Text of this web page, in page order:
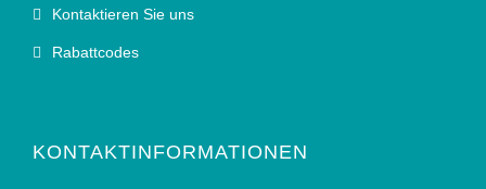
Kontaktieren Sie uns
Rabattcodes
KONTAKTINFORMATIONEN